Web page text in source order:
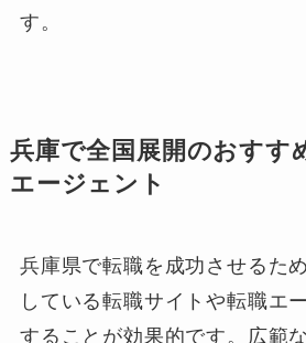
す。
兵庫で全国展開のおすす
エージェント
兵庫県で転職を成功させるた
している転職サイトや転職エ
することが効果的です。広範